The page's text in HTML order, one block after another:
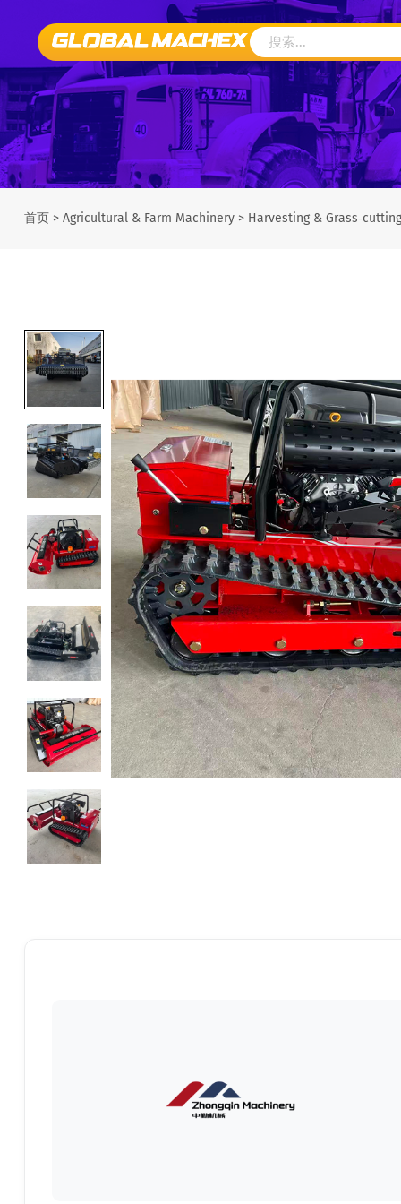
首页> Agricultural & Farm Machinery> Harvesting &